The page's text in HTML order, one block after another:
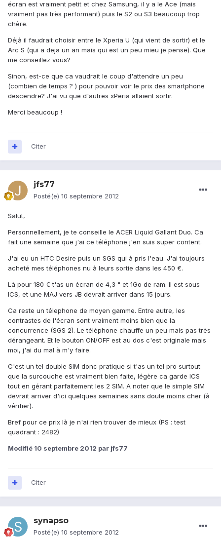
écran est vraiment petit et chez Samsung, il y a le Ace (mais
vraiment pas très performant) puis le S2 ou S3 beaucoup trop
chère.
Déjà il faudrait choisir entre le Xperia U (qui vient de sortir) et le
Arc S (qui a deja un an mais qui est un peu mieu je pense). Que
me conseillez vous?
Sinon, est-ce que ca vaudrait le coup d'attendre un peu
(combien de temps ? ) pour pouvoir voir le prix des smartphone
descendre? J'ai vu que d'autres xPeria allaient sortir.
Merci beaucoup !
Citer
jfs77
Posté(e) 10 septembre 2012
Salut,
Personnellement, je te conseille le ACER Liquid Gallant Duo. Ca
fait une semaine que j'ai ce téléphone j'en suis super content.
J'ai eu un HTC Desire puis un SGS qui à pris l'eau. J'ai toujours
acheté mes téléphones nu à leurs sortie dans les 450 €.
Là pour 180 € t'as un écran de 4,3 " et 1Go de ram. Il est sous
ICS, et une MAJ vers JB devrait arriver dans 15 jours.
Ca reste un télephone de moyen gamme. Entre autre, les
contrastes de l'écran sont vraiment moins bien que la
concurrence (SGS 2). Le téléphone chauffe un peu mais pas très
dérangeant. Et le bouton ON/OFF est au dos c'est originale mais
moi, j'ai du mal à m'y faire.
C'est un tel double SIM donc pratique si t'as un tel pro surtout
que la surcouche est vraiment bien faite, légère ca garde ICS
tout en gérant parfaitement les 2 SIM. A noter que le simple SIM
devrait arriver d'ici quelques semaines sans doute moins cher (à
vérifier).
Bref pour ce prix là je n'ai rien trouver de mieux (PS : test
quadrant : 2482)
Modifié 10 septembre 2012 par jfs77
Citer
synapso
Posté(e) 10 septembre 2012